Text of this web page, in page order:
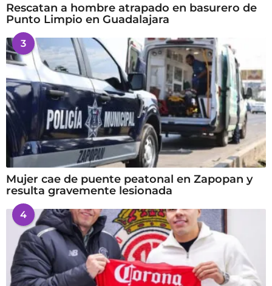
Rescatan a hombre atrapado en basurero de
Punto Limpio en Guadalajara
3
Mujer cae de puente peatonal en Zapopan y
resulta gravemente lesionada
4